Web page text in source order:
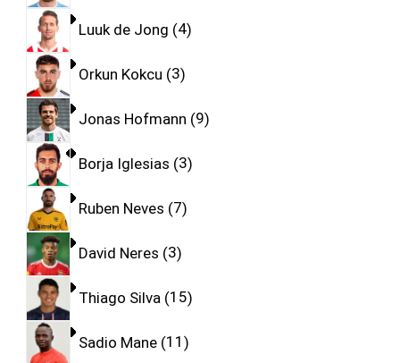
Luuk de Jong 4
Orkun Kokcu 3
Jonas Hofmann 9
Borja Iglesias 3
Ruben Neves 7
David Neres 3
Thiago Silva 15
Sadio Mane 11